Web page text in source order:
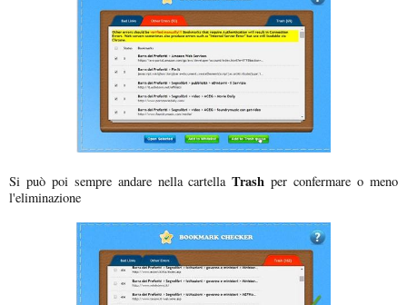
Si può poi sempre andare nella cartellaTrash per confermare o meno
l'eliminazione